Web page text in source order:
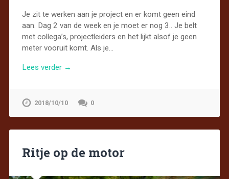
Je zit te werken aan je project en er komt geen eind
aan. Dag 2 van de week en je moet er nog 3.. Je belt
met collega’s, projectleiders en het lijkt alsof je geen
meter vooruit komt. Als je…
Lees verder →
2018/10/10 0
Ritje op de motor